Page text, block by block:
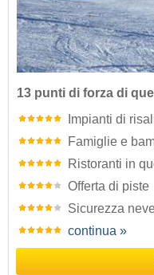
13 punti di forza di
Impianti di
Famiglie e
Ristoranti in
Offerta di piste
Sicurezza
continua »